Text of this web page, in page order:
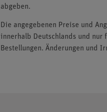
abgeben.
Die angegebenen Preise und
innerhalb Deutschlands und nur
Bestellungen. Änderungen und